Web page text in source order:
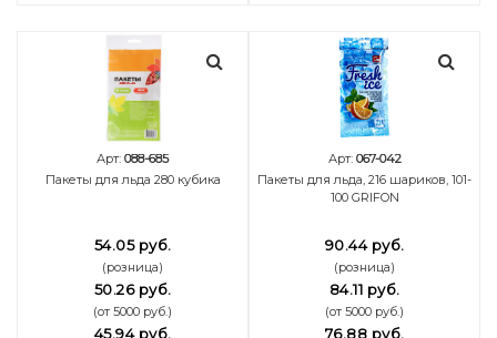
Арт: 088-685
Пакеты для льда 280 кубика
54.05 руб.
(розница)
50.26 руб.
(от 5000 руб.)
45.94 руб.
Арт: 067-042
Пакеты для льда, 216 шариков, 101-
100 GRIFON
90.44 руб.
(розница)
84.11 руб.
(от 5000 руб.)
76.88 руб.